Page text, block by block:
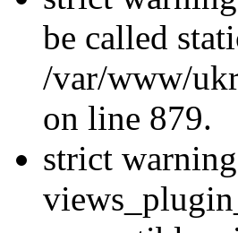
be called
/var/www/
on line 879.
strict